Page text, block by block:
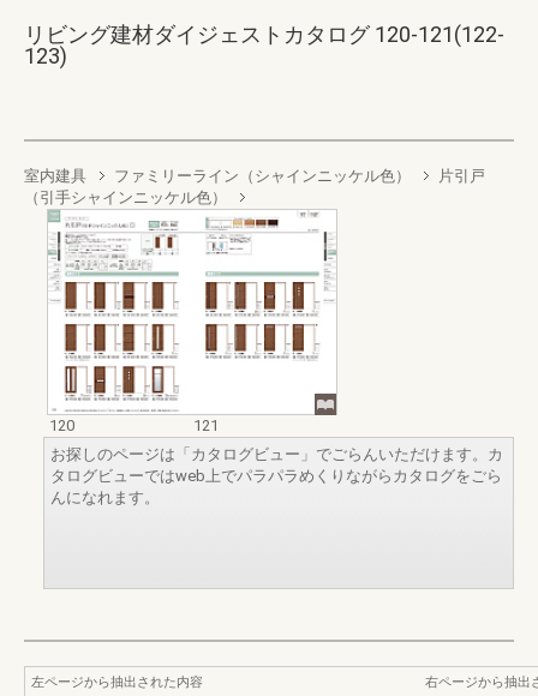
リビング建材ダイジェストカタログ 120-121(122-
123)
室内建具 ファミリーライン（シャインニッケル色）
片引戸
（引手シャインニッケル色）
120
121
お探しのページは「カタログビュー」でごらんいただけます。カ
タログビューではweb上でパラパラめくりながらカタログをごら
んになれます。
左ページから抽出された内容
右ページから抽出